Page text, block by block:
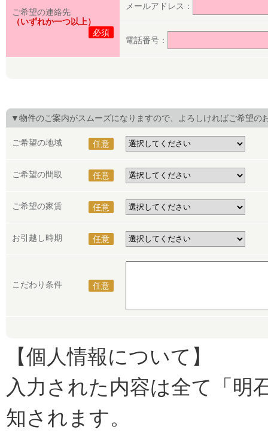
ご希望の連絡先
（いずれか一つ以上）
必須
メールアドレス：
電話番号：
▼物件のご案内がスムーズになりますので、よろしければご希望の
ご希望の地域 任意
ご希望の間取 任意
ご希望の家賃 任意
お引越し時期 任意
こだわり条件 任意
【個人情報について】
入力された内容は全て「明
知されます。